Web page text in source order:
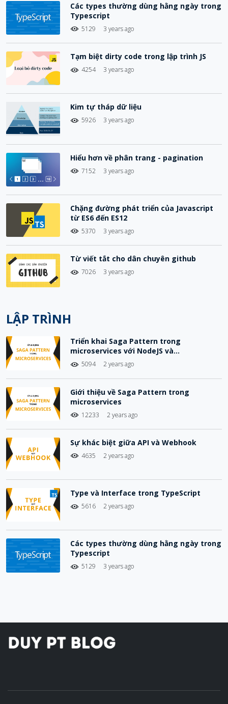
Các types thường dùng hằng ngày trong
Typescript
5129 3 years ago
Tạm biệt dirty code trong lập trình JS
4254 3 years ago
Kim tự tháp dữ liệu
5926 3 years ago
Hiểu hơn về phân trang - pagination
7152 3 years ago
Chặng đường phát triển của Javascript
từ ES6 đến ES12
5370 3 years ago
Từ viết tắt cho dân chuyên github
7026 3 years ago
LẬP TRÌNH
Triển khai Saga Pattern trong
microservices với NodeJS và
Choreography-Based Saga
5094 2 years ago
Giới thiệu về Saga Pattern trong
microservices
12233 2 years ago
Sự khác biệt giữa API và Webhook
4635 2 years ago
Type và Interface trong TypeScript
5616 2 years ago
Các types thường dùng hằng ngày trong
Typescript
5129 3 years ago